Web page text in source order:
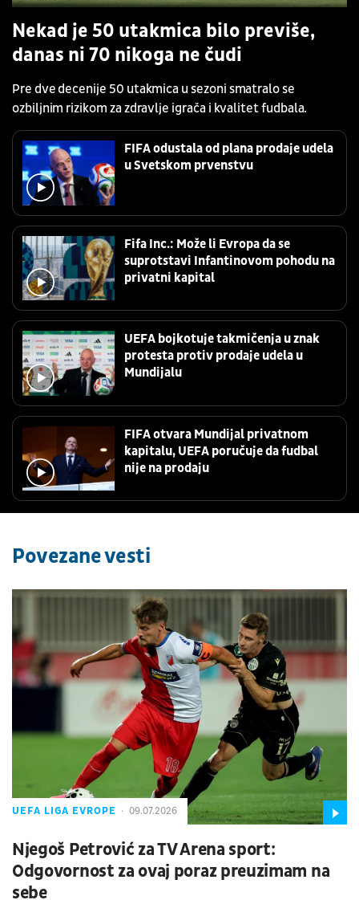
Nekad je 50 utakmica bilo previše,
danas ni 70 nikoga ne čudi
Pre dve decenije 50 utakmica u sezoni smatralo se
ozbiljnim rizikom za zdravlje igrača i kvalitet fudbala.
FIFA odustala od plana prodaje udela
u Svetskom prvenstvu
Fifa Inc.: Može li Evropa da se
suprotstavi Infantinovom pohodu na
privatni kapital
UEFA bojkotuje takmičenja u znak
protesta protiv prodaje udela u
Mundijalu
FIFA otvara Mundijal privatnom
kapitalu, UEFA poručuje da fudbal
nije na prodaju
Povezane vesti
UEFA LIGA EVROPE 09.07.2026
Njegoš Petrović za TV Arena sport:
Odgovornost za ovaj poraz preuzimam na
sebe